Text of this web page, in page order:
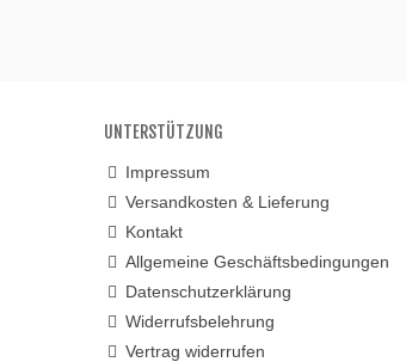
UNTERSTÜTZUNG
Impressum
Versandkosten & Lieferung
Kontakt
Allgemeine Geschäftsbedingungen
Datenschutzerklärung
Widerrufsbelehrung
Vertrag widerrufen